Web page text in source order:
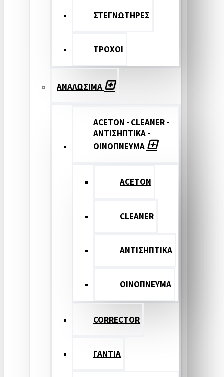
ΣΤΕΓΝΩΤΗΡΕΣ
ΤΡΟΧΟΙ
ΑΝΑΛΩΣΙΜΑ
ACETON - CLEANER -
ΑΝΤΙΣΗΠΤΙΚΑ -
ΟΙΝΟΠΝΕΥΜΑ
ACETON
CLEANER
ΑΝΤΙΣΗΠΤΙΚΑ
ΟΙΝΟΠΝΕΥΜΑ
CORRECTOR
ΓΑΝΤΙΑ